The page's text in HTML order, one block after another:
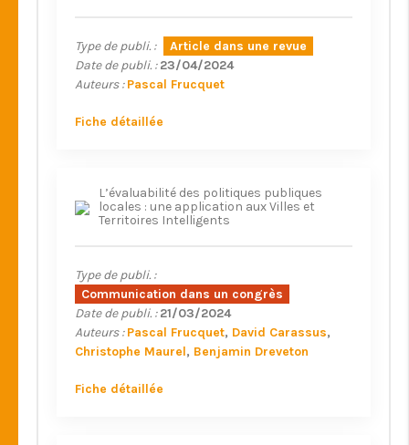
Type de publi. :
Article dans une revue
Date de publi. : 23/04/2024
Auteurs : Pascal Frucquet
Fiche détaillée
L’évaluabilité des politiques publiques
locales : une application aux Villes et
Territoires Intelligents
Type de publi. :
Communication dans un congrès
Date de publi. : 21/03/2024
Auteurs : Pascal Frucquet David Carassus
Christophe Maurel Benjamin Dreveton
Fiche détaillée